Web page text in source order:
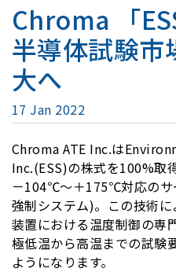
Chroma 「
半導体試験市
大へ
17 Jan 2022
Chroma ATE Inc.は
Inc.(ESS)の株式を100%取
－104℃～＋175℃対応のサ
強制システム)。この技術
装置における温度制御の専
極低温から高温までの試験
ようになります。